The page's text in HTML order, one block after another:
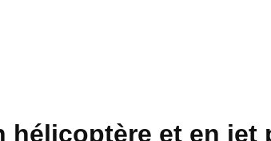
hélicoptère et en jet